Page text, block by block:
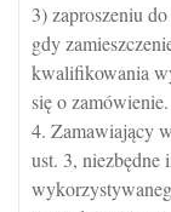
3) zaproszeniu
gdy
kwalifikowania
się o zamówienie.
4. Zamawiający
ust. 3, niezbędne